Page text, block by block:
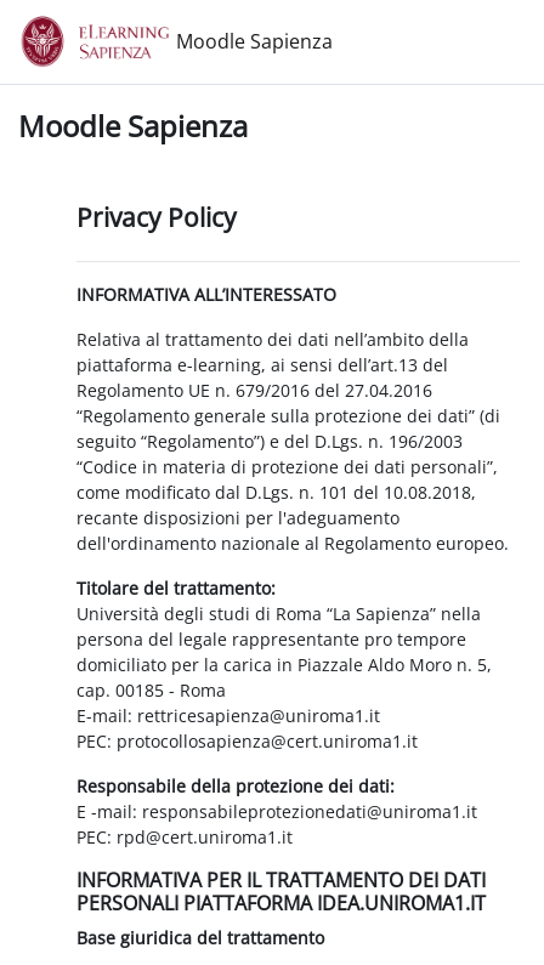
Vai al contenuto principale
Moodle Sapienza
Moodle Sapienza
Privacy Policy
INFORMATIVA ALL’INTERESSATO
Relativa al trattamento dei dati nell’ambito della
piattaforma e-learning, ai sensi dell’art.13 del
Regolamento UE n. 679/2016 del 27.04.2016
“Regolamento generale sulla protezione dei dati” (di
seguito “Regolamento”) e del D.Lgs. n. 196/2003
“Codice in materia di protezione dei dati personali”,
come modificato dal D.Lgs. n. 101 del 10.08.2018,
recante disposizioni per l'adeguamento
dell'ordinamento nazionale al Regolamento europeo.
Titolare del trattamento:
Università degli studi di Roma “La Sapienza” nella
persona del legale rappresentante pro tempore
domiciliato per la carica in Piazzale Aldo Moro n. 5,
cap. 00185 - Roma
E-mail: rettricesapienza@uniroma1.it
PEC: protocollosapienza@cert.uniroma1.it
Responsabile della protezione dei dati:
E -mail: responsabileprotezionedati@uniroma1.it
PEC: rpd@cert.uniroma1.it
INFORMATIVA PER IL TRATTAMENTO DEI DATI
PERSONALI PIATTAFORMA IDEA.UNIROMA1.IT
Base giuridica del trattamento